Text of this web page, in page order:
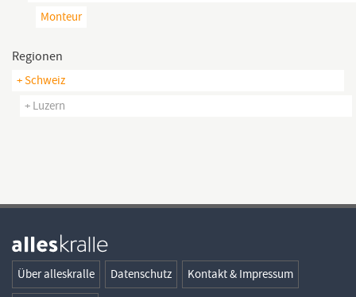
Monteur
Regionen
+ Schweiz
+ Luzern
Über alleskralle Datenschutz Kontakt & Impressum